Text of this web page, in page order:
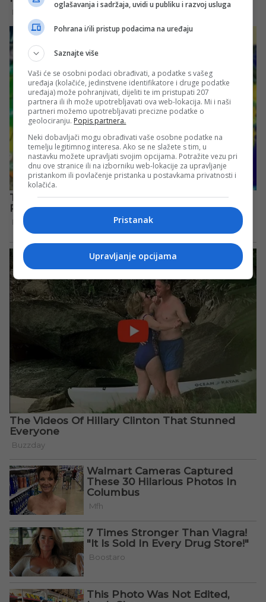
oglašavanja i sadržaja, uvidi u publiku i razvoj usluga
Pohrana i/ili pristup podacima na uređaju
Saznajte više
Vaši će se osobni podaci obrađivati, a podatke s vašeg
uređaja (kolačiće, jedinstvene identifikatore i druge podatke
uređaja) može pohranjivati, dijeliti te im pristupati 207
partnera ili ih može upotrebljavati ova web-lokacija. Mi i naši
partneri možemo upotrebljavati precizne podatke o
geolociranju. Popis partnera.
Neki dobavljači mogu obrađivati vaše osobne podatke na
temelju legitimnog interesa. Ako se ne slažete s tim, u
nastavku možete upravljati svojim opcijama. Potražite vezu pri
dnu ove stranice ili na izborniku web-lokacije za upravljanje
pristankom ili povlačenje pristanka u postavkama privatnosti i
kolačića.
Pristanak
Upravljanje opcijama